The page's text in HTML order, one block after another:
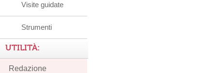
Visite guidate
Strumenti
UTILITÀ:
Redazione